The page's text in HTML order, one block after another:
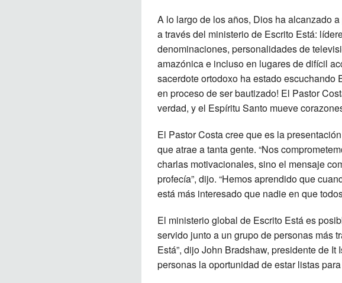
A lo largo de los años, Dios ha alcanzado
a través del ministerio de Escrito Está:
denominaciones, personalidades de
amazónica e incluso en lugares de difícil
sacerdote ortodoxo ha estado escuchando
en proceso de ser bautizado! El Pastor
verdad, y el Espíritu Santo mueve
El Pastor Costa cree que es la
que atrae a tanta gente. “Nos
charlas motivacionales, sino el mensaje
profecía”, dijo. “Hemos aprendido que
está más interesado que nadie en que
El ministerio global de Escrito Está es
servido junto a un grupo de personas más
Está”, dijo John Bradshaw, presidente de
personas la oportunidad de estar listas